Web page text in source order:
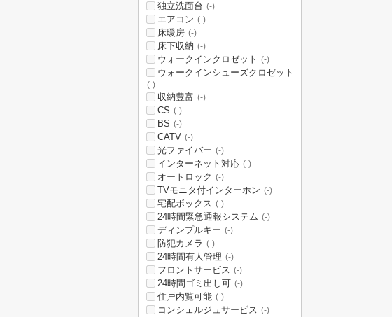
独立洗面台 (-)
エアコン (-)
床暖房 (-)
床下収納 (-)
ウォークインクロゼット (-)
ウォークインシューズクロゼット
(-)
収納豊富 (-)
CS (-)
BS (-)
CATV (-)
光ファイバー (-)
インターネット対応 (-)
オートロック (-)
TVモニタ付インターホン (-)
宅配ボックス (-)
24時間緊急通報システム (-)
ディンプルキー (-)
防犯カメラ (-)
24時間有人管理 (-)
フロントサービス (-)
24時間ゴミ出し可 (-)
住戸内覧可能 (-)
コンシェルジュサービス (-)